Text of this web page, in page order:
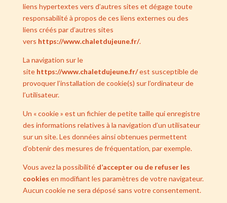
liens hypertextes vers d’autres sites et dégage toute
responsabilité à propos de ces liens externes ou des
liens créés par d’autres sites
vers https://www.chaletdujeune.fr/.
La navigation sur le
site https://www.chaletdujeune.fr/est susceptible de
provoquer l’installation de cookie(s) sur l’ordinateur de
l’utilisateur.
Un « cookie » est un fichier de petite taille qui enregistre
des informations relatives à la navigation d’un utilisateur
sur un site. Les données ainsi obtenues permettent
d’obtenir des mesures de fréquentation, par exemple.
Vous avez la possibilité d’accepter ou de refuser les
cookies en modifiant les paramètres de votre navigateur.
Aucun cookie ne sera déposé sans votre consentement.